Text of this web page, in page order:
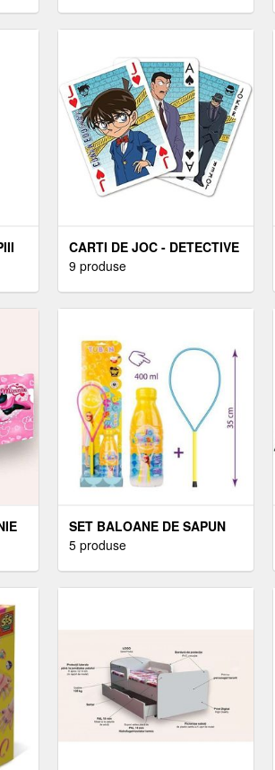
CARTI DE JOC - DETECTIVE
CONAN | SAKAMI
9 produse
SET BALOANE DE SAPUN
GIGANTE - INEL + SOLUTIE
5 produse